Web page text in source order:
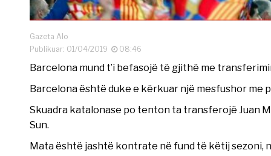
Gazeta Alo
Publikuar: 01/04/2019
08:46
Barcelona mund t’i befasojë të gjithë me
Barcelona është duke e kërkuar një mesfushor me
Skuadra katalonase po tenton ta transferojë Juan
Sun.
Mata është jashtë kontrate në fund të këtij sezoni,